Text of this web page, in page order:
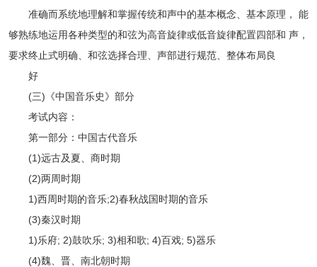
准确而系统地理解和掌握传统和声中的基本概念、基本原理， 能
够熟练地运用各种类型的和弦为高音旋律或低音旋律配置四部和 声，
要求终止式明确、和弦选择合理、声部进行规范、整体布局良
好
(三)《中国音乐史》部分
考试内容：
第一部分：中国古代音乐
(1)远古及夏、商时期
(2)两周时期
1)西周时期的音乐;2)春秋战国时期的音乐
(3)秦汉时期
1)乐府; 2)鼓吹乐; 3)相和歌; 4)百戏; 5)器乐
(4)魏、晋、南北朝时期